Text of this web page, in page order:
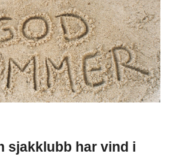
sjakklubb har vind i